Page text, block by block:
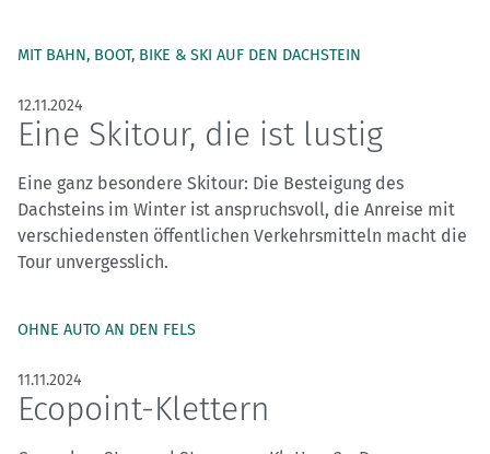
MIT BAHN, BOOT, BIKE & SKI AUF DEN DACHSTEIN
12.11.2024
Eine Skitour, die ist lustig
Eine ganz besondere Skitour: Die Besteigung des
Dachsteins im Winter ist anspruchsvoll, die Anreise mit
verschiedensten öffentlichen Verkehrsmitteln macht die
Tour unvergesslich.
OHNE AUTO AN DEN FELS
11.11.2024
Ecopoint-Klettern